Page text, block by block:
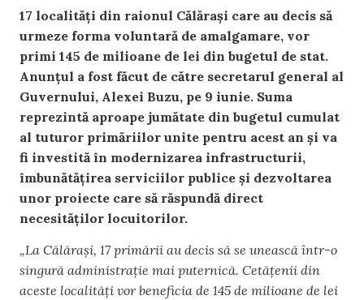
17 localități din raionul Călărași care au decis să
urmeze forma voluntară de amalgamare, vor
primi 145 de milioane de lei din bugetul de stat.
Anunțul a fost făcut de către secretarul general al
Guvernului, Alexei Buzu, pe 9 iunie. Suma
reprezintă aproape jumătate din bugetul cumulat
al tuturor primăriilor unite pentru acest an și va
fi investită în modernizarea infrastructurii,
îmbunătățirea serviciilor publice și dezvoltarea
unor proiecte care să răspundă direct
necesităților locuitorilor.
„La Călărași, 17 primării au decis să se unească într-o
singură administrație mai puternică. Cetățenii din
aceste localități vor beneficia de 145 de milioane de lei